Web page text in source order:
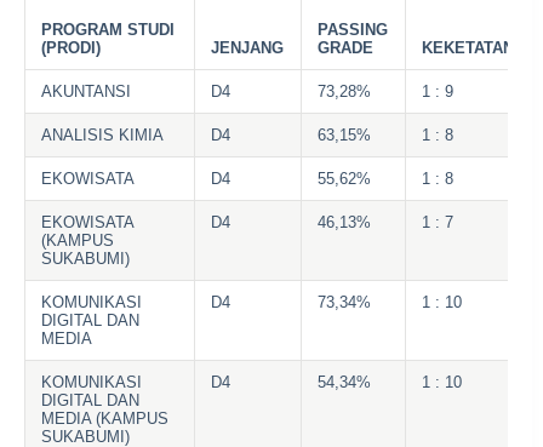
PROGRAM STUDI
(PRODI)
JENJANG
PASSING
GRADE
KEKETATAN
AKUNTANSI D4 73,28% 1 : 9
ANALISIS KIMIA D4 63,15% 1 : 8
EKOWISATA D4 55,62% 1 : 8
EKOWISATA
(KAMPUS
SUKABUMI)
D4 46,13% 1 : 7
KOMUNIKASI
DIGITAL DAN
MEDIA
D4 73,34% 1 : 10
KOMUNIKASI
DIGITAL DAN
MEDIA (KAMPUS
SUKABUMI)
D4 54,34% 1 : 10